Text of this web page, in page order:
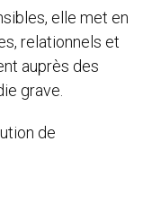
elle met en
relationnels et
auprès des
grave.
de